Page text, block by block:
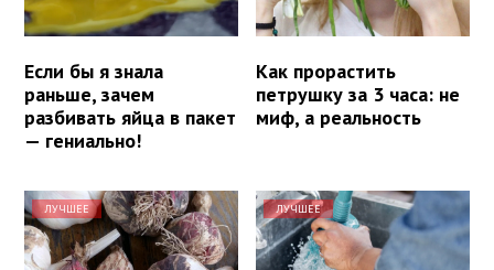
Если бы я знала
раньше, зачем
разбивать яйца в пакет
— гениально!
Как прорастить
петрушку за 3 часа: не
миф, а реальность
ЛУЧШЕЕ ЛУЧШЕЕ